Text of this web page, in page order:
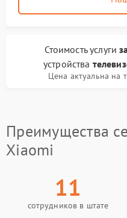
Стоимость услуги
устройства
Цена актуальна на
Преимущества
Xiaomi
11
сотрудников в штате